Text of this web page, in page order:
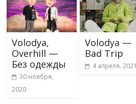
Volodya,
Overhill —
Без одежды
30 ноября,
2020
Volodya —
Bad Trip
4 апреля, 2021